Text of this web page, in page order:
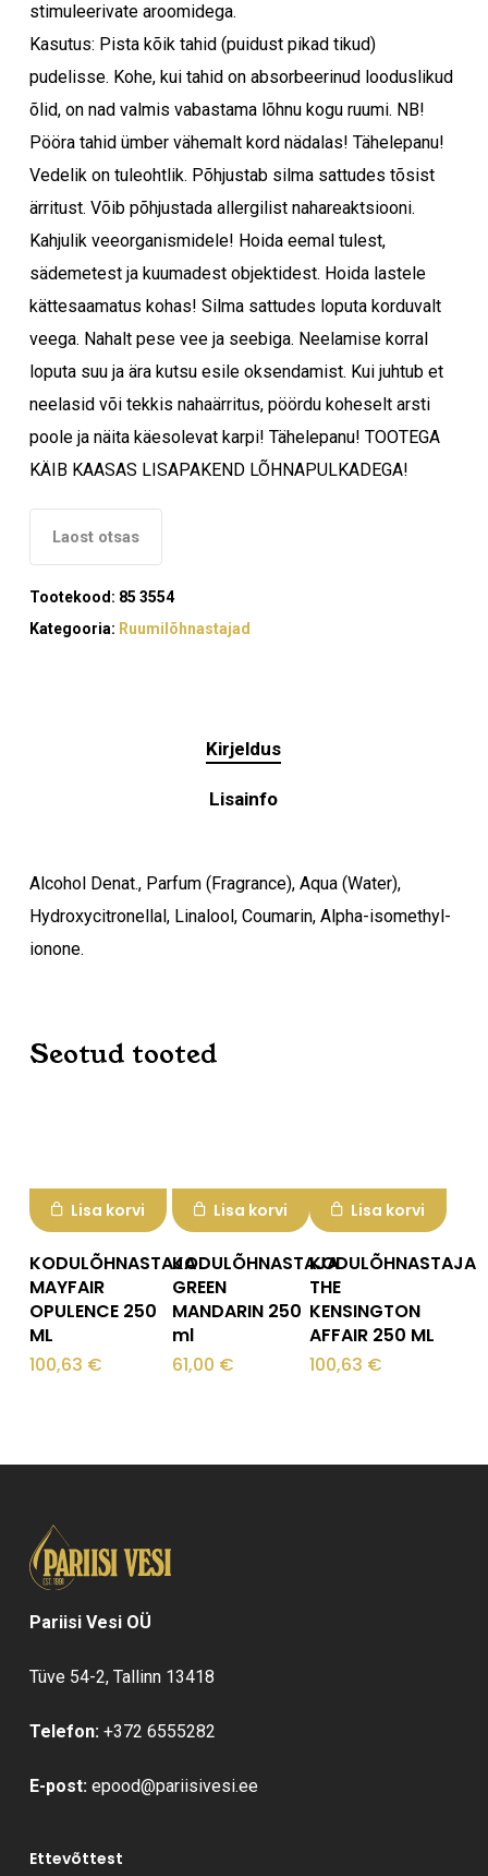
Ostukorvis ei ole tooteid.
stimuleerivate aroomidega.
Kasutus: Pista kõik tahid (puidust pikad tikud)
pudelisse. Kohe, kui tahid on absorbeerinud looduslikud
õlid, on nad valmis vabastama lõhnu kogu ruumi. NB!
Pööra tahid ümber vähemalt kord nädalas! Tähelepanu!
Vedelik on tuleohtlik. Põhjustab silma sattudes tõsist
ärritust. Võib põhjustada allergilist nahareaktsiooni.
Kahjulik veeorganismidele! Hoida eemal tulest,
sädemetest ja kuumadest objektidest. Hoida lastele
kättesaamatus kohas! Silma sattudes loputa korduvalt
veega. Nahalt pese vee ja seebiga. Neelamise korral
loputa suu ja ära kutsu esile oksendamist. Kui juhtub et
neelasid või tekkis nahaärritus, pöördu koheselt arsti
poole ja näita käesolevat karpi! Tähelepanu! TOOTEGA
KÄIB KAASAS LISAPAKEND LÕHNAPULKADEGA!
Laost otsas
Tootekood: 85 3554
Kategooria: Ruumilõhnastajad
Kirjeldus
Lisainfo
Alcohol Denat., Parfum (Fragrance), Aqua (Water),
Hydroxycitronellal, Linalool, Coumarin, Alpha-isomethyl-
ionone.
Seotud tooted
Lisa korvi
KODULÕHNASTAJA
MAYFAIR
OPULENCE 250
ML
100,63 €
Lisa korvi
KODULÕHNASTAJA
GREEN
MANDARIN 250
ml
61,00 €
Lisa korvi
KODULÕHNASTAJA
THE
KENSINGTON
AFFAIR 250 ML
100,63 €
Pariisi Vesi OÜ
Tüve 54-2, Tallinn 13418
Telefon: +372 6555282
E-post: epood@pariisivesi.ee
Ettevõttest